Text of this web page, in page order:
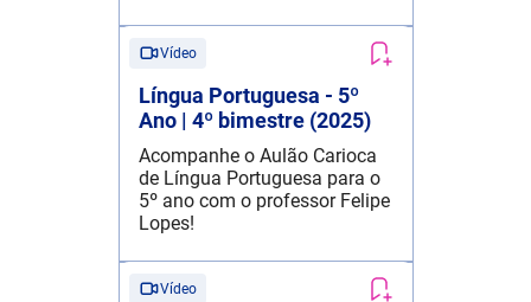
Vídeo
Língua Portuguesa - 5º
Ano | 4º bimestre (2025)
Acompanhe o Aulão Carioca
de Língua Portuguesa para o
5º ano com o professor Felipe
Lopes!
Vídeo